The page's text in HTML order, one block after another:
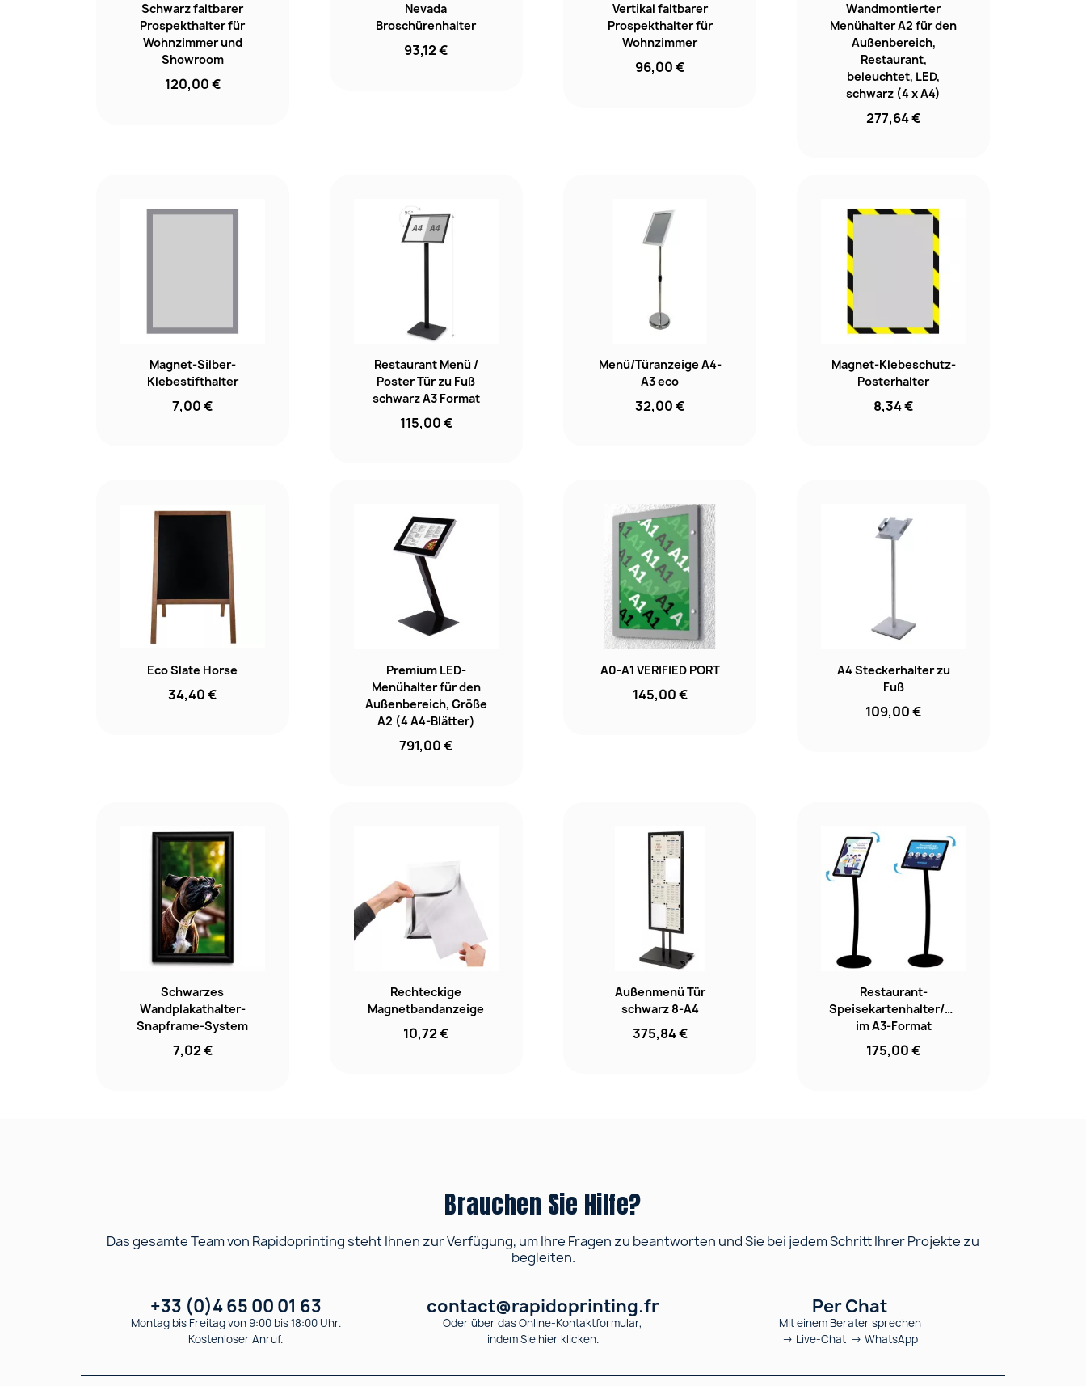
Schwarz faltbarer
Prospekthalter für
Wohnzimmer und
Showroom
120,00 €
Nevada
Broschürenhalter
93,12 €
Vertikal faltbarer
Prospekthalter für
Wohnzimmer
96,00 €
Wandmontierter
Menühalter A2 für den
Außenbereich,
Restaurant,
beleuchtet, LED,
schwarz (4 x A4)
277,64 €
Magnet-Silber-
Klebestifthalter
7,00 €
Restaurant Menü /
Poster Tür zu Fuß
schwarz A3 Format
115,00 €
Menü/Türanzeige A4-
A3 eco
32,00 €
Magnet-Klebeschutz-
Posterhalter
8,34 €
Eco Slate Horse
34,40 €
Premium LED-
Menühalter für den
Außenbereich, Größe
A2 (4 A4-Blätter)
791,00 €
A0-A1 VERIFIED PORT
145,00 €
A4 Steckerhalter zu
Fuß
109,00 €
Schwarzes
Wandplakathalter-
Snapframe-System
7,02 €
Rechteckige
Magnetbandanzeige
10,72 €
Außenmenü Tür
schwarz 8-A4
375,84 €
Restaurant-
Speisekartenhalter/Plakathalter
im A3-Format
175,00 €
Brauchen Sie Hilfe?
Das gesamte Team von Rapidoprinting steht Ihnen zur Verfügung, um Ihre Fragen zu beantworten und Sie bei jedem Schritt Ihrer Projekte zu
begleiten.
+33 (0)4 65 00 01 63
Montag bis Freitag von 9:00 bis 18:00 Uhr.
Kostenloser Anruf.
contact@rapidoprinting.fr
Oder über das Online-Kontaktformular,
indem Sie hier klicken.
Per Chat
Mit einem Berater sprechen
→ Live-Chat → WhatsApp